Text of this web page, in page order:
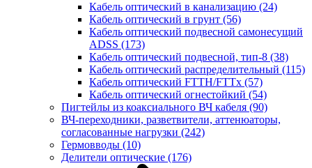
Кабель оптический в канализацию (24)
Кабель оптический в грунт (56)
Кабель оптический подвесной самонесущий
ADSS (173)
Кабель оптический подвесной, тип-8 (38)
Кабель оптический распределительный (115)
Кабель оптический FTTH/FTTx (57)
Кабель оптический огнестойкий (54)
Пигтейлы из коаксиального ВЧ кабеля (90)
ВЧ-переходники, разветвители, аттенюаторы,
согласованные нагрузки (242)
Гермовводы (10)
Делители оптические (176)